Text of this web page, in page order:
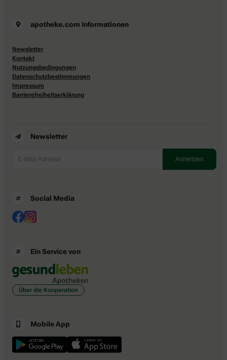
apotheke.com Informationen
Newsletter
Kontakt
Nutzungsbedingungen
Datenschutzbestimmungen
Impressum
Barrierefreiheitserklärung
Newsletter
Social Media
Ein Service von
Über die Kooperation
Mobile App